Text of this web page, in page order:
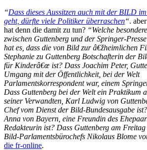
“Dass dieses Aussitzen auch mit der BILD
geht, dürfte viele Politiker überraschen“.
hat denn die damit zu tun? “Welche
zwischen Guttenberg und der Springer-
hat es, dass die von Bild zur â€žheimlichen
Stephanie zu Guttenberg Botschafterin der
für Kinderâ€œ ist? Dass Joachim Peter,
Umgang mit der Öffentlichkeit, bei der Welt
Parlamentskorrespondent war, einem
Dass Guttenberg bei der Welt ein Praktikum
seiner Verwandten, Karl Ludwig von
Chef vom Dienst der Bild-Bundesausgabe
Anna von Bayern, eine Freundin des
Redakteurin ist? Dass Guttenberg am Freitag
Bild-Parlamentsbürochefs Nikolaus Blome
die fr-online.